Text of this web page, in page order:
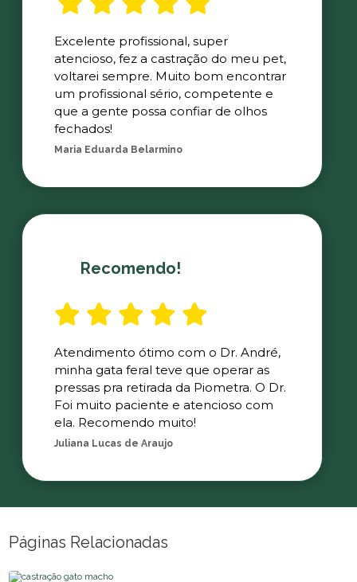
Excelente profissional, super
atencioso, fez a castração do meu pet,
voltarei sempre. Muito bom encontrar
um profissional sério, competente e
que a gente possa confiar de olhos
fechados!
Maria Eduarda Belarmino
Recomendo!
Atendimento ótimo com o Dr. André,
minha gata feral teve que operar as
pressas pra retirada da Piometra. O Dr.
Foi muito paciente e atencioso com
ela. Recomendo muito!
Juliana Lucas de Araujo
Páginas Relacionadas